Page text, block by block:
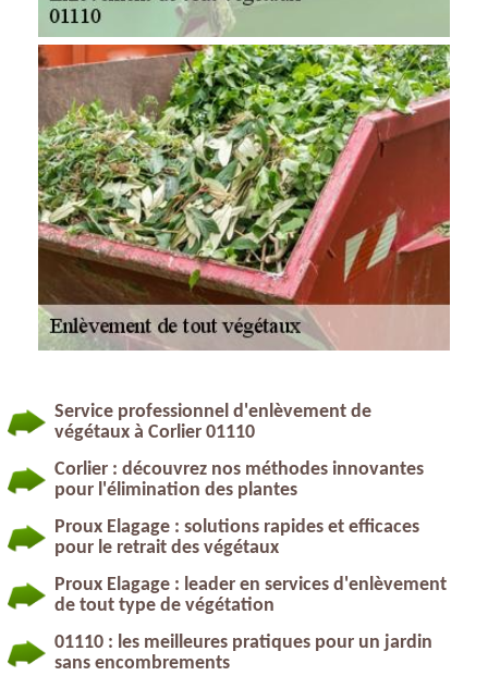
Service professionnel d'enlèvement de
végétaux à Corlier 01110
Corlier : découvrez nos méthodes innovantes
pour l'élimination des plantes
Proux Elagage : solutions rapides et efficaces
pour le retrait des végétaux
Proux Elagage : leader en services d'enlèvement
de tout type de végétation
01110 : les meilleures pratiques pour un jardin
sans encombrements